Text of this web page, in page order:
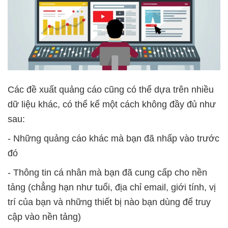
Các đề xuất quảng cáo cũng có thể dựa trên nhiều
dữ liệu khác, có thể kể một cách không đầy đủ như
sau:
- Những quảng cáo khác mà bạn đã nhấp vào trước
đó
- Thông tin cá nhân mà bạn đã cung cấp cho nền
tảng (chẳng hạn như tuổi, địa chỉ email, giới tính, vị
trí của bạn và những thiết bị nào bạn dùng để truy
cập vào nền tảng)